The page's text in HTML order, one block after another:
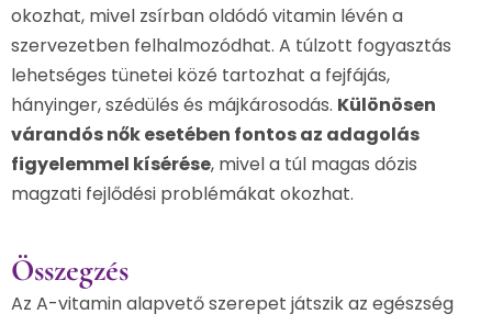
okozhat, mivel zsírban oldódó vitamin lévén a
szervezetben felhalmozódhat. A túlzott fogyasztás
lehetséges tünetei közé tartozhat a fejfájás,
hányinger, szédülés és májkárosodás. Különösen
várandós nők esetében fontos az adagolás
figyelemmel kísérése, mivel a túl magas dózis
magzati fejlődési problémákat okozhat.
Összegzés
Az A-vitamin alapvető szerepet játszik az egészség